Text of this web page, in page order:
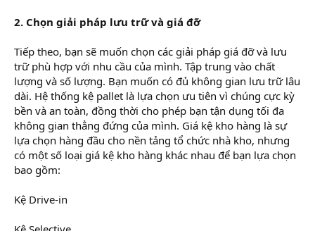
2. Chọn giải pháp lưu trữ và giá đỡ
Tiếp theo, bạn sẽ muốn chọn các giải pháp giá đỡ và lưu
trữ phù hợp với nhu cầu của mình. Tập trung vào chất
lượng và số lượng. Bạn muốn có đủ không gian lưu trữ lâu
dài. Hệ thống kệ pallet là lựa chọn ưu tiên vì chúng cực kỳ
bền và an toàn, đồng thời cho phép bạn tận dụng tối đa
không gian thẳng đứng của mình. Giá kệ kho hàng là sự
lựa chọn hàng đầu cho nền tảng tổ chức nhà kho, nhưng
có một số loại giá kệ kho hàng khác nhau để bạn lựa chọn
bao gồm:
Kệ Drive-in